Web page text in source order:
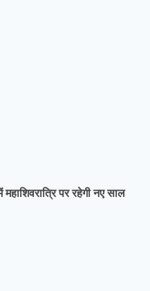
महाशिवरात्रि पर रहेगी नए साल